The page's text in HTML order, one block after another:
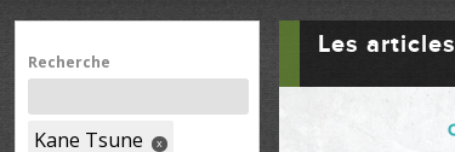
Les articles
Recherche
Kane Tsune x